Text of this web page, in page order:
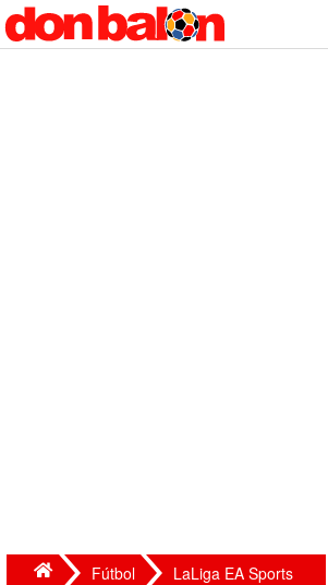
Fútbol LaLiga EA Sports